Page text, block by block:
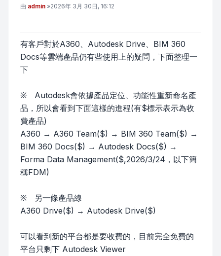
文章
由 admin »2026年 3月 30日, 16:12
有客戶對於A360、Autodesk Drive、BIM 360
Docs等雲端產品仍有些使用上的疑問，下面整理一
下
※ Autodesk會依據產品定位、功能性重新命名產
品，所以會看到下面這樣的進程(有$標示表示為收
費產品)
A360 → A360 Team($) → BIM 360 Team($) →
BIM 360 Docs($) → Autodesk Docs($) →
Forma Data Management($,2026/3/24，以下簡
稱FDM)
※ 另一條產品線
A360 Drive($) → Autodesk Drive($)
可以看到新的平台都是要收費的，目前完全免費的
平台只剩下 Autodesk Viewer